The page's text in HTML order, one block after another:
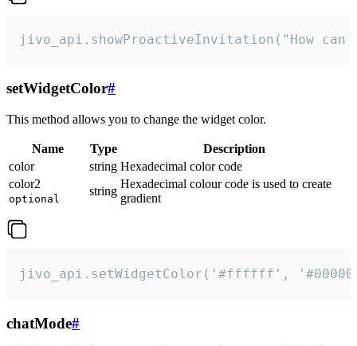
jivo_api.showProactiveInvitation("How
setWidgetColor#
This method allows you to change the widget color.
Name Type
Description
color
string Hexadecimal color code
color2
optional
string
Hexadecimal colour code is used to create
gradient
jivo_api.setWidgetColor('#ffffff',
chatMode#